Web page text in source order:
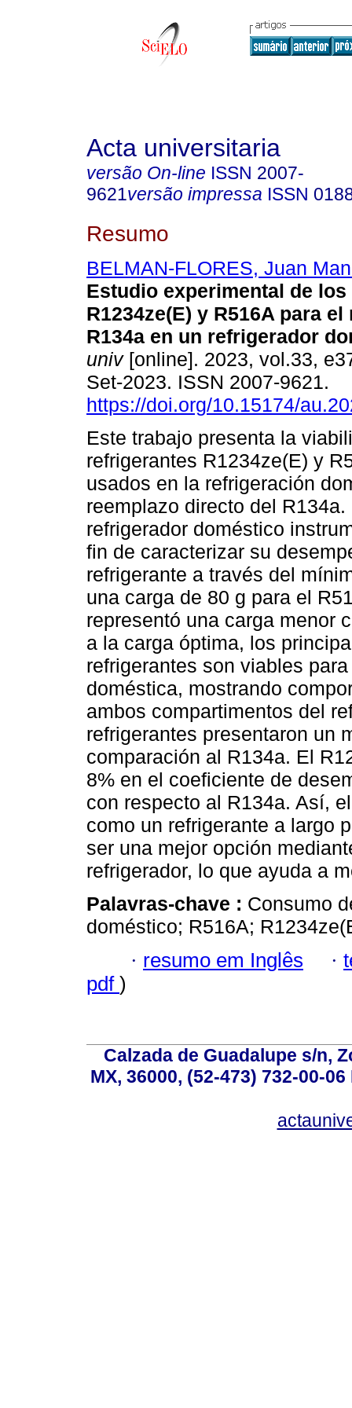
Acta universitaria
versão On-line ISSN 2007-
9621versão impressa ISSN
Resumo
BELMAN-FLORES, Juan
Estudio experimental de
R1234ze(E) y R516A para
R134a en un refrigerador
univ[online]. 2023, vol.33,
Set-2023. ISSN 2007-9621.
https://doi.org/10.15174/
Este trabajo presenta la
refrigerantes R1234ze(E) y
usados en la refrigeración
reemplazo directo del
refrigerador doméstico
fin de caracterizar su
refrigerante a través del
una carga de 80 g para el
representó una carga menor
a la carga óptima, los
refrigerantes son viables
doméstica, mostrando
ambos compartimentos del
refrigerantes presentaron un
comparación al R134a. El
8% en el coeficiente de
con respecto al R134a. Así,
como un refrigerante a largo
ser una mejor opción
refrigerador, lo que ayuda a
Palavras-chave : Consumo
doméstico; R516A;
· resumo em Inglês ·
pdf )
Calzada de Guadalupe s/n,
MX, 36000, (52-473) 732-00-